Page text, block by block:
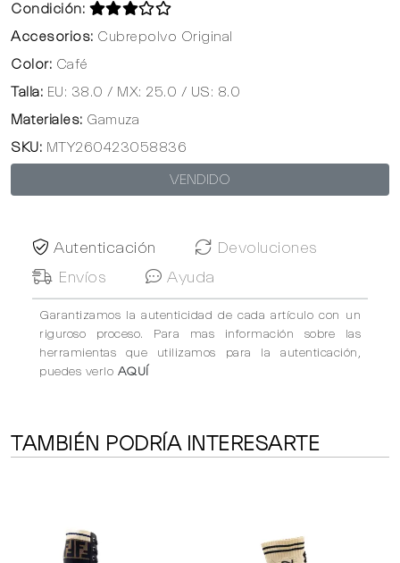
Condición:
Accesorios: Cubrepolvo Original
Color: Café
Talla: EU: 38.0 / MX: 25.0 / US: 8.0
Materiales: Gamuza
SKU: MTY260423058836
VENDIDO
Autenticación
Devoluciones
Envíos
Ayuda
Garantizamos la autenticidad de cada artículo con un
riguroso proceso. Para mas información sobre las
herramientas que utilizamos para la autenticación,
puedes verlo AQUÍ
TAMBIÉN PODRÍA INTERESARTE